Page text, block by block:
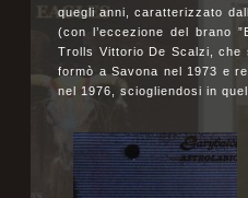
quegli anni, caratterizzato
(con l’eccezione del brano
Trolls Vittorio De Scalzi, che
formò a Savona nel 1973 e
nel 1976, sciogliendosi in